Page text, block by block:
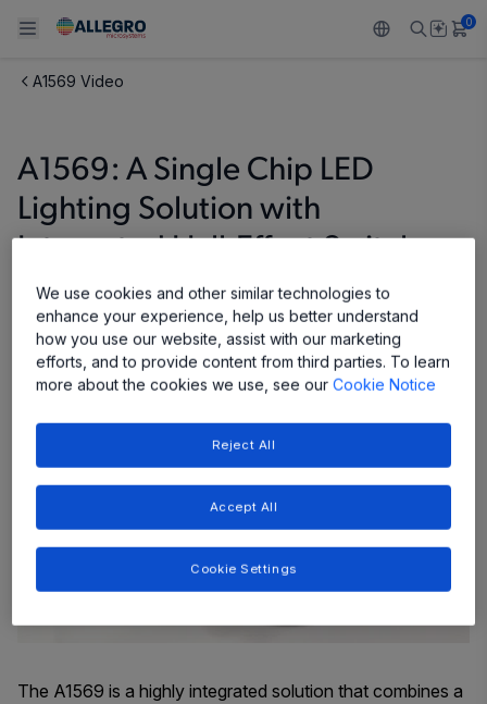
Back To Main Menu
製品
センサー
ドライブ
Back To Main Menu
用途
自動車
コンシューマー
Technologies
Back To Main Menu
設計サポート
設計と開発
品質基準および環境保証について
ソフトウェア ポータル
Back To Main Menu
技術リソース
Resource Center
Back To Main Menu
ALLEGRO について
私たちの会社
企業責任
Growth and Inclusion
お問い合わせ先
0
A1569 Video
A1569: A Single Chip LED
Lighting Solution with
Integrated Hall-Effect Switch
Share
The A1569 is a highly integrated solution that combines a
We use cookies and other similar technologies to
enhance your experience, help us better understand
how you use our website, assist with our marketing
efforts, and to provide content from third parties. To learn
more about the cookies we use, see ourCookie Notice
Reject All
Accept All
Cookie Settings